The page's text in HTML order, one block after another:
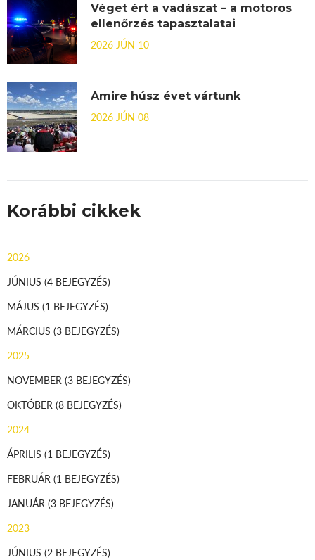
Véget ért a vadászat – a motoros
ellenőrzés tapasztalatai
2026 JÚN 10
Amire húsz évet vártunk
2026 JÚN 08
Korábbi cikkek
2026
JÚNIUS (4 BEJEGYZÉS)
MÁJUS (1 BEJEGYZÉS)
MÁRCIUS (3 BEJEGYZÉS)
2025
NOVEMBER (3 BEJEGYZÉS)
OKTÓBER (8 BEJEGYZÉS)
2024
ÁPRILIS (1 BEJEGYZÉS)
FEBRUÁR (1 BEJEGYZÉS)
JANUÁR (3 BEJEGYZÉS)
2023
JÚNIUS (2 BEJEGYZÉS)